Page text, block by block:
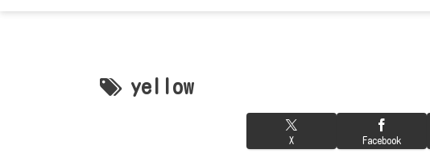
yellow
X Facebook